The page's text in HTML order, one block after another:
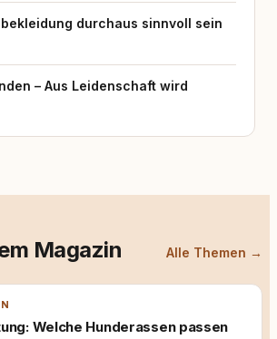
durchaus sinnvoll sein
– Aus Leidenschaft wird
Magazin Alle Themen →
Welche Hunderassen passen